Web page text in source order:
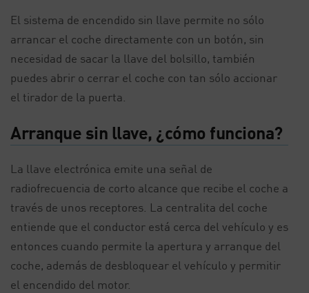
El sistema de encendido sin llave permite no sólo
arrancar el coche directamente con un botón, sin
necesidad de sacar la llave del bolsillo, también
puedes abrir o cerrar el coche con tan sólo accionar
el tirador de la puerta.
Arranque sin llave, ¿cómo funciona?
La llave electrónica emite una señal de
radiofrecuencia de corto alcance que recibe el coche a
través de unos receptores. La centralita del coche
entiende que el conductor está cerca del vehículo y es
entonces cuando permite la apertura y arranque del
coche, además de desbloquear el vehículo y permitir
el encendido del motor.